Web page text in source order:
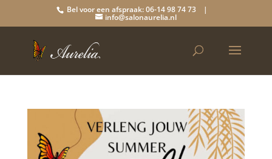
Bel voor een afspraak: 06-14 98 74 73 |
info@salonaurelia.nl